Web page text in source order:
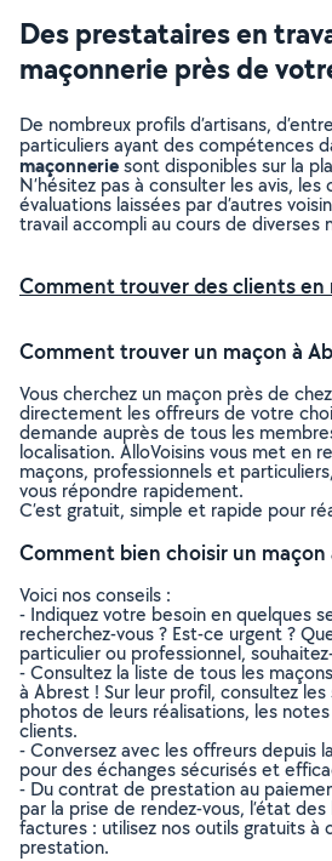
Des prestataires en
maçonnerie près de
De nombreux profils d’artisans,
particuliers ayant des compétences
maçonneriesont disponibles sur la
N’hésitez pas à consulter les avis,
évaluations laissées par d’autres
travail accompli au cours de diverses
Comment trouver des clients en
Comment trouver un maçon à
Vous cherchez un maçon près de
directement les offreurs de votre
demande auprès de tous les
localisation. AlloVoisins vous met en
maçons, professionnels et
vous répondre rapidement.
C’est gratuit, simple et rapide pour
Comment bien choisir un maçon
Voici nos conseils :
- Indiquez votre besoin en quelques
recherchez-vous ? Est-ce urgent ?
particulier ou professionnel,
- Consultez la liste de tous les
à Abrest ! Sur leur profil, consultez
photos de leurs réalisations, les
clients.
- Conversez avec les offreurs depuis
pour des échanges sécurisés et
- Du contrat de prestation au
par la prise de rendez-vous, l’état
factures : utilisez nos outils gratuits
prestation.